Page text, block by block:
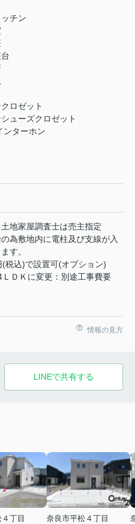
チン
ロゼット
ューズクロゼット
ンターホン
土地家屋調査士は売主指定
為敷地内に電柱及び支線が入
ます。
税込)で設置可(オプション)
ＤＫに変更：別途工事費要
情報の見方
LINEで共有する
丁目
奈良市平松４丁目